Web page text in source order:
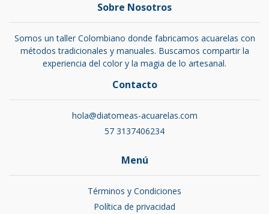
Sobre Nosotros
Somos un taller Colombiano donde fabricamos acuarelas con
métodos tradicionales y manuales. Buscamos compartir la
experiencia del color y la magia de lo artesanal.
Contacto
hola@diatomeas-acuarelas.com
57 3137406234
Menú
Términos y Condiciones
Política de privacidad